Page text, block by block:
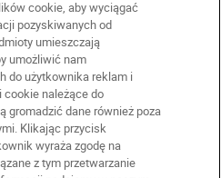
cookie, aby wyciągać
pozyskiwanych od
umieszczają
umożliwić nam
do użytkownika reklam i
należące do
gromadzić dane również poza
Klikając przycisk
wyraża zgodę na
z tym przetwarzanie